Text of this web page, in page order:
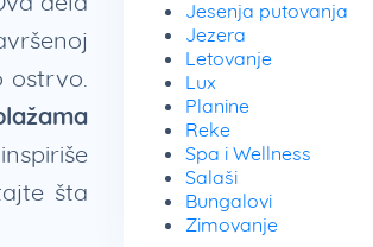
ostrvo.
šta
Jesenja putovanja
Jezera
Letovanje
Lux
Planine
Reke
Spa i Wellness
Salaši
Bungalovi
Zimovanje